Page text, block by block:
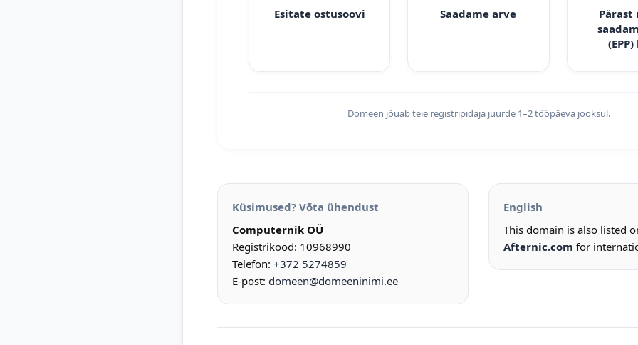
Esitate ostusoovi Saadame arve
Pärast
Domeen jõuab teie registripidaja juurde 1–2 tööpäeva jooksul.
Küsimused? Võta ühendust
Computernik OÜ
Registrikood: 10968990
Telefon: +372 5274859
E-post: domeen@domeeninimi.ee
English
This domain is also listed
Afternic.com for